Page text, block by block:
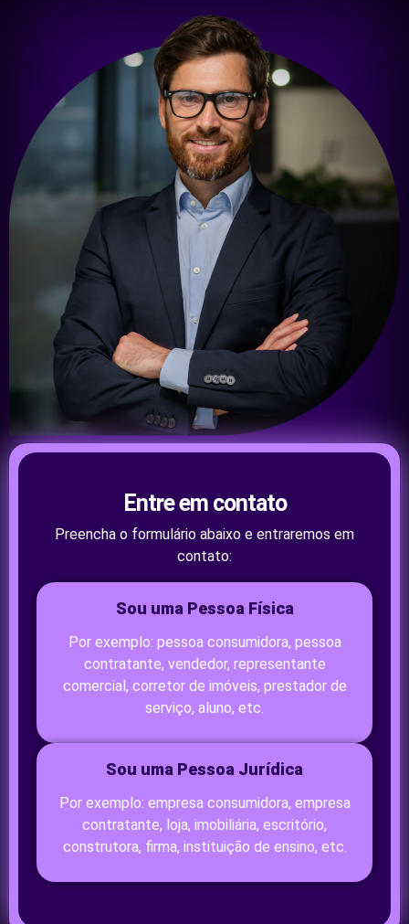
Entre em contato
Preencha o formulário abaixo e entraremos em
contato:
Sou uma Pessoa Física
Por exemplo: pessoa consumidora, pessoa
contratante, vendedor, representante
comercial, corretor de imóveis, prestador de
serviço, aluno, etc.
Sou uma Pessoa Jurídica
Por exemplo: empresa consumidora, empresa
contratante, loja, imobiliária, escritório,
construtora, firma, instituição de ensino, etc.